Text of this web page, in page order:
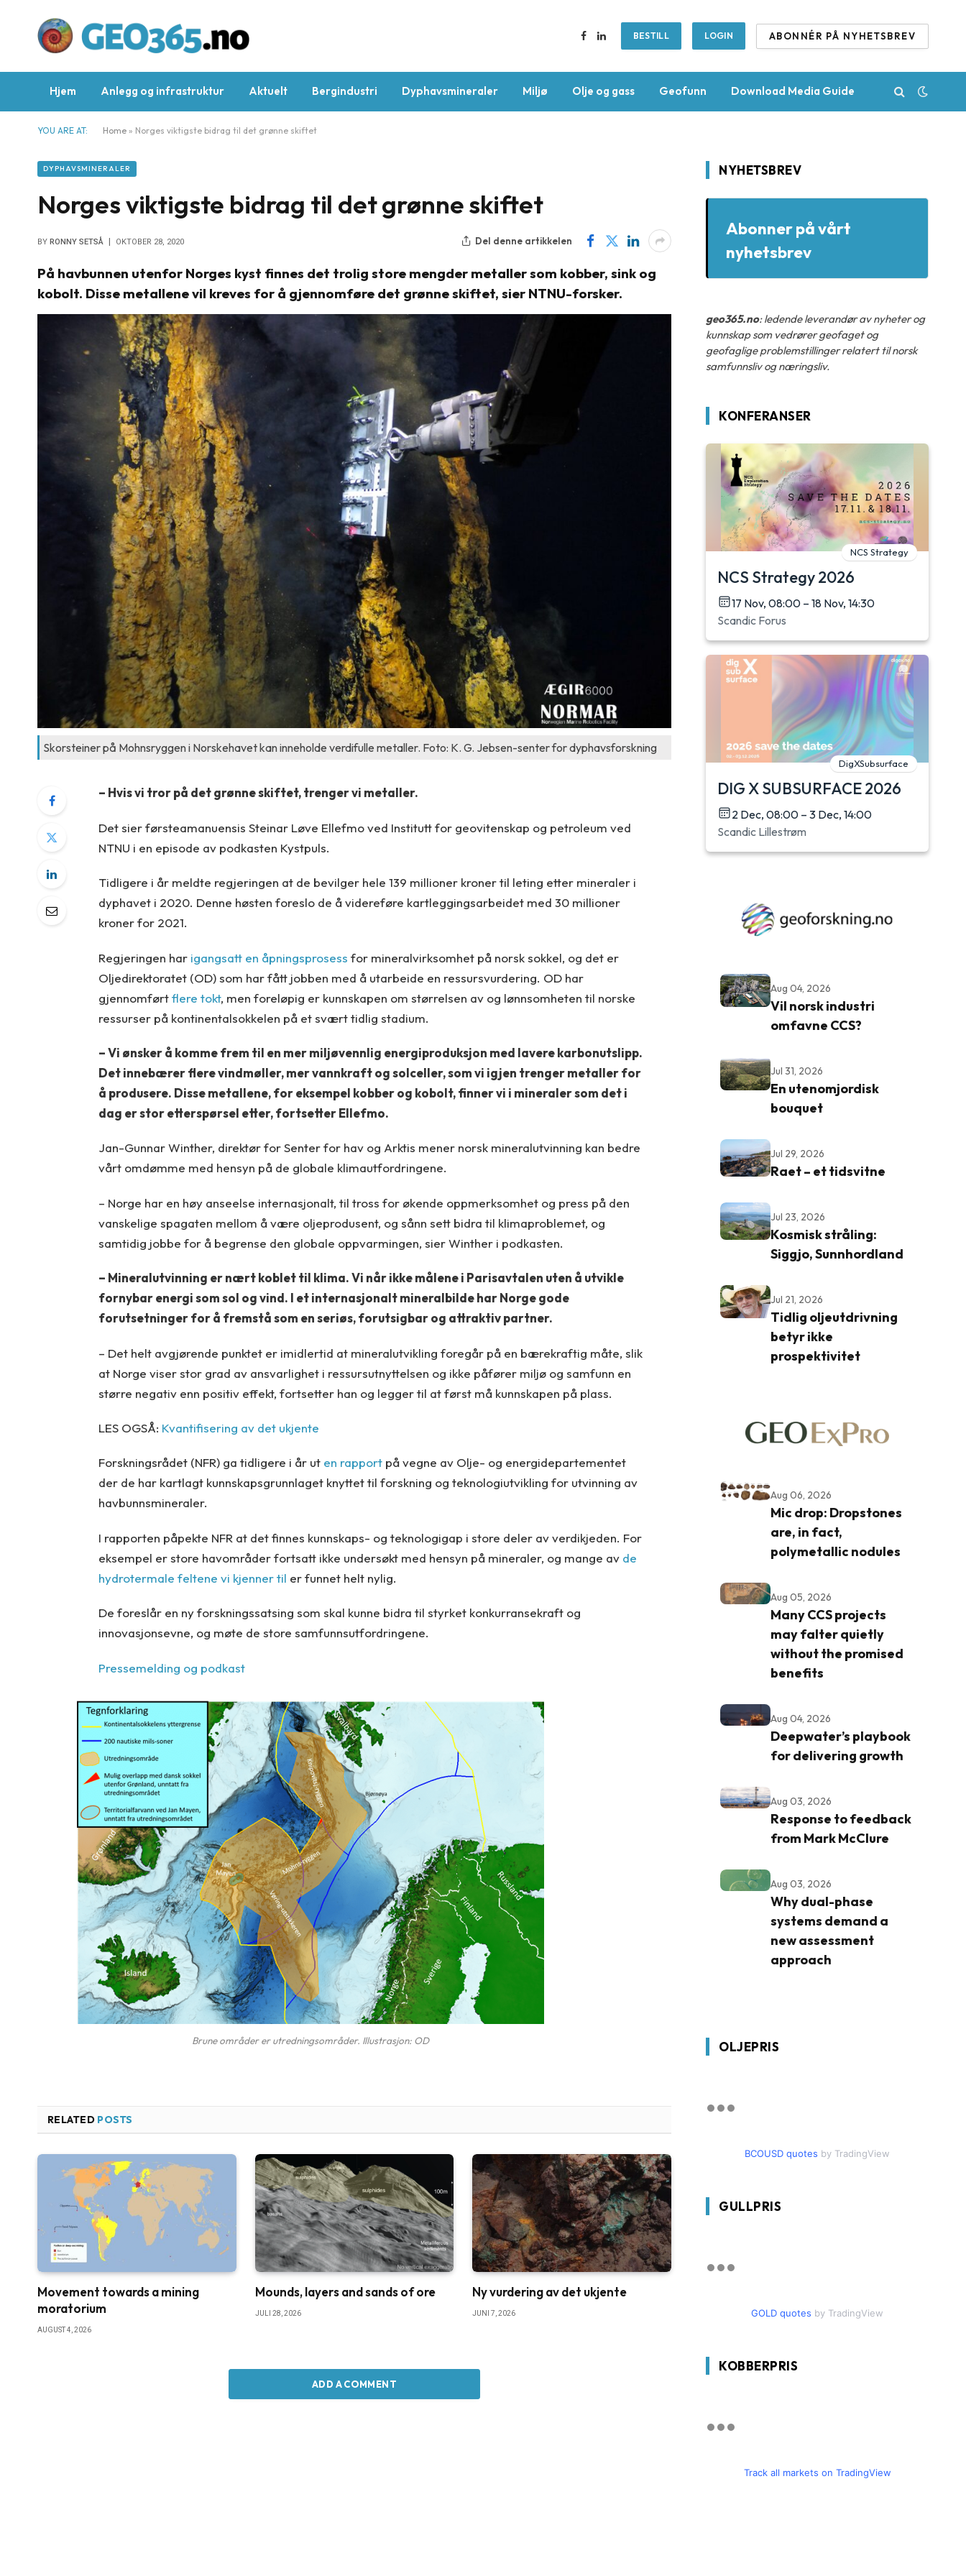
Facebook
LinkedInBESTILL LOGIN ABONNÉR PÅ NYHETSBREV
Hjem Anlegg og infrastruktur Aktuelt Bergindustri Dyphavsmineraler Miljø Olje og gass Geofunn Download Media Guide
YOU ARE AT: Home » Norges viktigste bidrag til det grønne skiftet
DYPHAVSMINERALER
Norges viktigste bidrag til det grønne skiftet
BY RONNY SETSÅ OKTOBER 28, 2020 Del denne artikkelen
På havbunnen utenfor Norges kyst finnes det trolig store mengder metaller som kobber, sink og
kobolt. Disse metallene vil kreves for å gjennomføre det grønne skiftet, sier NTNU-forsker.
Skorsteiner på Mohnsryggen i Norskehavet kan inneholde verdifulle metaller. Foto: K. G. Jebsen-senter for dyphavsforskning
– Hvis vi tror på det grønne skiftet, trenger vi metaller.
Det sier førsteamanuensis Steinar Løve Ellefmo ved Institutt for geovitenskap og petroleum ved
NTNU i en episode av podkasten Kystpuls.
Tidligere i år meldte regjeringen at de bevilger hele 139 millioner kroner til leting etter mineraler i
dyphavet i 2020. Denne høsten foreslo de å videreføre kartleggingsarbeidet med 30 millioner
kroner for 2021.
Regjeringen har igangsatt en åpningsprosess for mineralvirksomhet på norsk sokkel, og det er
Oljedirektoratet (OD) som har fått jobben med å utarbeide en ressursvurdering. OD har
gjennomførtflere tokt, men foreløpig er kunnskapen om størrelsen av og lønnsomheten til norske
ressurser på kontinentalsokkelen på et svært tidlig stadium.
– Vi ønsker å komme frem til en mer miljøvennlig energiproduksjon med lavere karbonutslipp.
Det innebærer flere vindmøller, mer vannkraft og solceller, som vi igjen trenger metaller for
å produsere. Disse metallene, for eksempel kobber og kobolt, finner vi i mineraler som det i
dag er stor etterspørsel etter, fortsetter Ellefmo.
Jan-Gunnar Winther, direktør for Senter for hav og Arktis mener norsk mineralutvinning kan bedre
vårt omdømme med hensyn på de globale klimautfordringene.
– Norge har en høy anseelse internasjonalt, til tross for økende oppmerksomhet og press på den
vanskelige spagaten mellom å være oljeprodusent, og sånn sett bidra til klimaproblemet, og
samtidig jobbe for å begrense den globale oppvarmingen, sier Winther i podkasten.
– Mineralutvinning er nært koblet til klima. Vi når ikke målene i Parisavtalen uten å utvikle
fornybar energi som sol og vind. I et internasjonalt mineralbilde har Norge gode
forutsetninger for å fremstå som en seriøs, forutsigbar og attraktiv partner.
– Det helt avgjørende punktet er imidlertid at mineralutvikling foregår på en bærekraftig måte, slik
at Norge viser stor grad av ansvarlighet i ressursutnyttelsen og ikke påfører miljø og samfunn en
større negativ enn positiv effekt, fortsetter han og legger til at først må kunnskapen på plass.
LES OGSÅ: Kvantifisering av det ukjente
Forskningsrådet (NFR) ga tidligere i år ut en rapportpå vegne av Olje- og energidepartementet
der de har kartlagt kunnskapsgrunnlaget knyttet til forskning og teknologiutvikling for utvinning av
havbunnsmineraler.
I rapporten påpekte NFR at det finnes kunnskaps- og teknologigap i store deler av verdikjeden. For
eksempel er store havområder fortsatt ikke undersøkt med hensyn på mineraler, og mange av de
hydrotermale feltene vi kjenner til er funnet helt nylig.
De foreslår en ny forskningssatsing som skal kunne bidra til styrket konkurransekraft og
innovasjonsevne, og møte de store samfunnsutfordringene.
Pressemelding og podkast
Brune områder er utredningsområder. Illustrasjon: OD
RELATED POSTS
Movement towards a mining
moratorium
AUGUST 4, 2026
Mounds, layers and sands of ore
JULI 28, 2026
Ny vurdering av det ukjente
JUNI 7, 2026
ADD A COMMENT
NYHETSBREV
Abonner på vårt
nyhetsbrev
geo365.no: ledende leverandør av nyheter og
kunnskap som vedrører geofaget og
geofaglige problemstillinger relatert til norsk
samfunnsliv og næringsliv.
KONFERANSER
NCS Strategy
NCS Strategy 2026
17 Nov, 08:00 – 18 Nov, 14:30
Scandic Forus
DigXSubsurface
DIG X SUBSURFACE 2026
2 Dec, 08:00 – 3 Dec, 14:00
Scandic Lillestrøm
Aug 04, 2026
Vil norsk industri
omfavne CCS?
Jul 31, 2026
En utenomjordisk
bouquet
Jul 29, 2026
Raet – et tidsvitne
Jul 23, 2026
Kosmisk stråling:
Siggjo, Sunnhordland
Jul 21, 2026
Tidlig oljeutdrivning
betyr ikke
prospektivitet
Aug 06, 2026
Mic drop: Dropstones
are, in fact,
polymetallic nodules
Aug 05, 2026
Many CCS projects
may falter quietly
without the promised
benefits
Aug 04, 2026
Deepwater’s playbook
for delivering growth
Aug 03, 2026
Response to feedback
from Mark McClure
Aug 03, 2026
Why dual-phase
systems demand a
new assessment
approach
OLJEPRIS
BCOUSD quotes by TradingView
GULLPRIS
GOLD quotes by TradingView
KOBBERPRIS
Track all markets on TradingView